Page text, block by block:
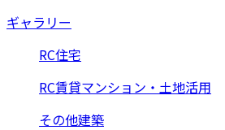
ギャラリー
RC住宅
RC賃貸マンション・土地活用
その他建築